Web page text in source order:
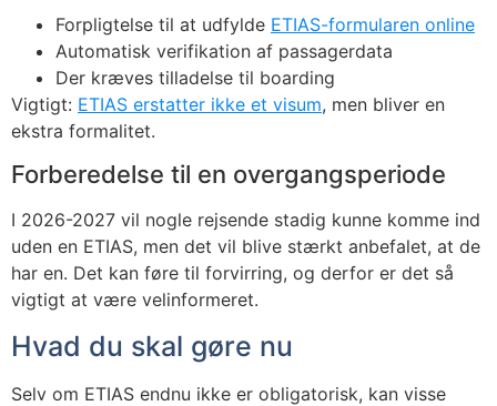
Forpligtelse til at udfylde ETIAS-formularen online
Automatisk verifikation af passagerdata
Der kræves tilladelse til boarding
Vigtigt: ETIAS erstatter ikke et visum, men bliver en
ekstra formalitet.
Forberedelse til en overgangsperiode
I 2026-2027 vil nogle rejsende stadig kunne komme ind
uden en ETIAS, men det vil blive stærkt anbefalet, at de
har en. Det kan føre til forvirring, og derfor er det så
vigtigt at være velinformeret.
Hvad du skal gøre nu
Selv om ETIAS endnu ikke er obligatorisk, kan visse